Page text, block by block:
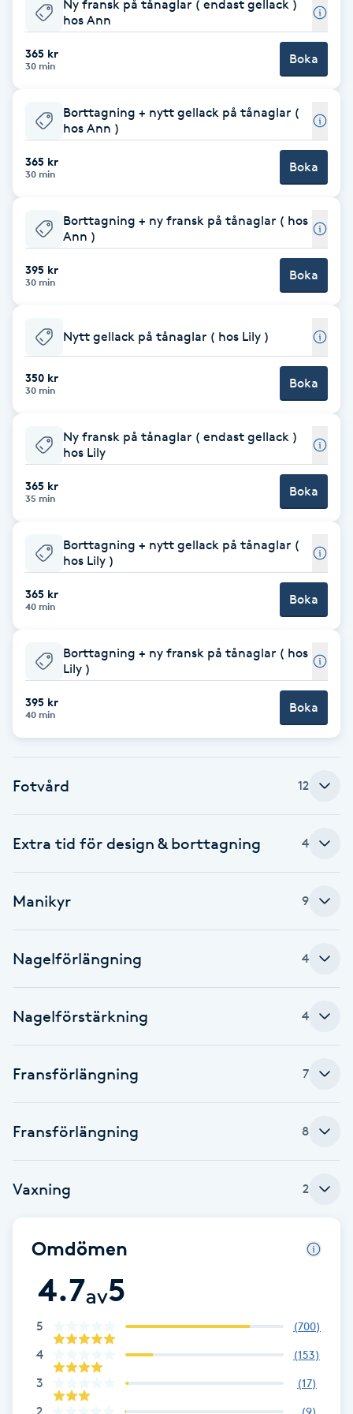
Babylights
Balayage
Bambumassage
Barber
Barnklippning
BIAB
Bottenfärg
Brynformning
Brynplockning
Bröllopsuppsättning
Celluliter
Coachning
Color correction
Cryoterapi
D
Dermapen
Extensions
Extensions borttagning
F
Faceliftmassage
Fettreducering
Fibromassage
Fotmassage
Ny fransk på tånaglar ( endast gellack )
hos Ann
365 kr
30 min Boka
Borttagning + nytt gellack på tånaglar (
hos Ann )
365 kr
30 min Boka
Borttagning + ny fransk på tånaglar ( hos
Ann )
395 kr
30 min Boka
Nytt gellack på tånaglar ( hos Lily )
350 kr
30 min Boka
Ny fransk på tånaglar ( endast gellack )
hos Lily
365 kr
35 min Boka
Borttagning + nytt gellack på tånaglar (
hos Lily )
365 kr
40 min Boka
Borttagning + ny fransk på tånaglar ( hos
Lily )
395 kr
40 min Boka
Fotvård 12
Extra tid för design & borttagning 4
Manikyr 9
Nagelförlängning 4
Nagelförstärkning 4
Fransförlängning 7
Fransförlängning 8
Vaxning 2
Omdömen
4.7av5
5 (700)
4 (153)
3 (17)
(9)